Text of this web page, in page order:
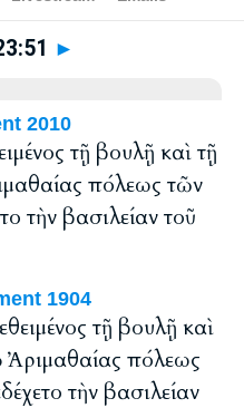
►
2010
τῇ βουλῇ καὶ τῇ
πόλεως τῶν
τὴν βασιλείαν τοῦ
1904
τῇ βουλῇ καὶ
πόλεως
τὴν βασιλείαν